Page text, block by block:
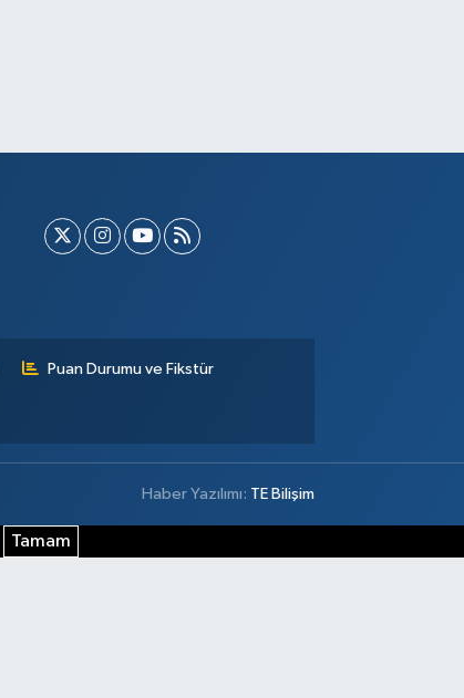
Puan Durumu ve Fikstür
Haber Yazılımı: TE Bilişim
Tamam